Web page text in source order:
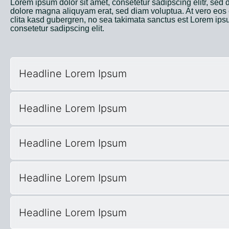
Lorem ipsum dolor sit amet, consetetur sadipscing elitr,
dolore magna aliquyam erat, sed diam voluptua. At vero
clita kasd gubergren, no sea takimata sanctus est Lorem
consetetur sadipscing elit.
Headline Lorem Ipsum
Headline Lorem Ipsum
Headline Lorem Ipsum
Headline Lorem Ipsum
Headline Lorem Ipsum